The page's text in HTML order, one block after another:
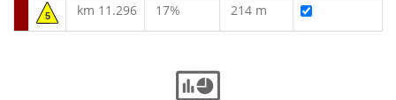
5 km 11.296 17% 214 m